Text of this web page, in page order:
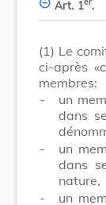
Art. 1 .
(1) Le
ci-après
membres:
-
un
dans
-
un
dans
nature,
-
un